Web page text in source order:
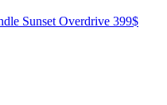
Sunset Overdrive 399$